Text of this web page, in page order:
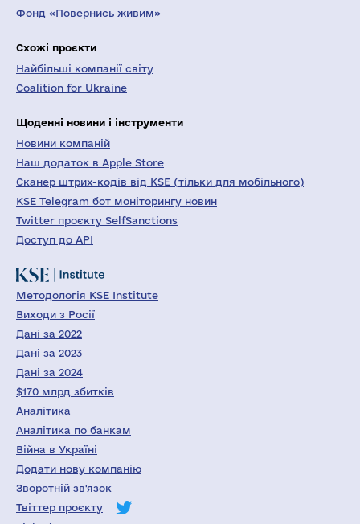
Фонд «Повернись живим»
Схожі проєкти
Найбільші компанії світу
Coalition for Ukraine
Щоденні новини і інструменти
Новини компаній
Наш додаток в Apple Store
Сканер штрих-кодів від KSE (тільки для мобільного)
KSE Telegram бот моніторингу новин
Twitter проєкту SelfSanctions
Доступ до API
Методологія KSE Institute
Виходи з Росії
Дані за 2022
Дані за 2023
Дані за 2024
$170 млрд збитків
Аналітика
Аналітика по банкам
Війна в Україні
Додати нову компанію
Зворотній зв'язок
Твіттер проєкту